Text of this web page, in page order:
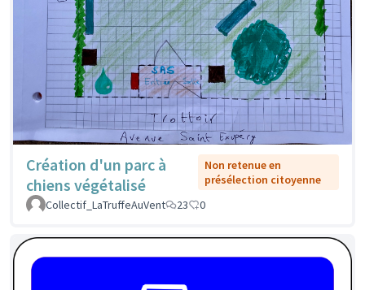
Création d'un parc à
chiens végétalisé
Non retenue en
présélection citoyenne
Collectif_LaTruffeAuVent
23 0